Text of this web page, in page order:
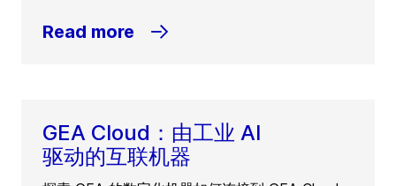
Read more
GEA Cloud：由工业 AI
驱动的互联机器